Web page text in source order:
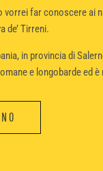
vorrei far conoscere ai
de’ Tirreni.
in provincia di
e longobarde ed